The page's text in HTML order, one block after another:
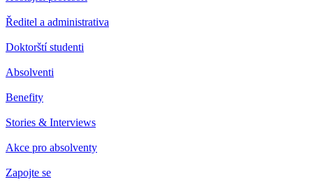
Ředitel a administrativa
Doktorští studenti
Absolventi
Benefity
Stories & Interviews
Akce pro absolventy
Zapojte se